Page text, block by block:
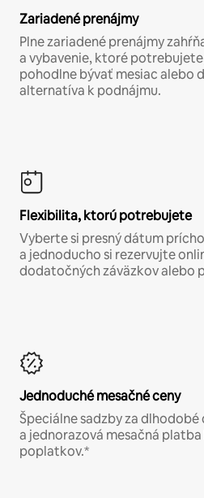
Zariadené prenájmy
Plne zariadené prenájmy
a vybavenie, ktoré
pohodlne bývať mesiac alebo
alternatíva k podnájmu.
Flexibilita, ktorú potrebujete
Vyberte si presný dátum
a jednoducho si rezervujte
dodatočných záväzkov alebo
Jednoduché mesačné ceny
Špeciálne sadzby za
a jednorazová mesačná
poplatkov.*